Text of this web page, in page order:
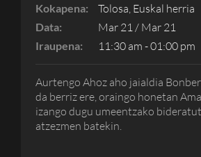
Kokapena: Tolosa, Euskal herria
Data: Mar 21 / Mar 21
Iraupena: 11:30 am - 01:00 pm
Aurtengo Ahoz aho jaialdia
da berriz ere, oraingo honetan
izango dugu umeentzako
atzezmen batekin.